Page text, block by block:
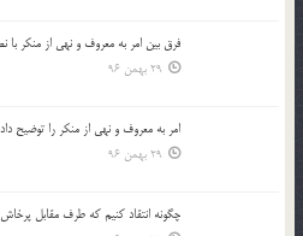
فرق بين امر به معروف و نهي از منكر
29 بهمن 96
امر به معروف و نهي از منكر را توضيح
29 بهمن 96
چگونه انتقاد كنيم كه طرف مقابل